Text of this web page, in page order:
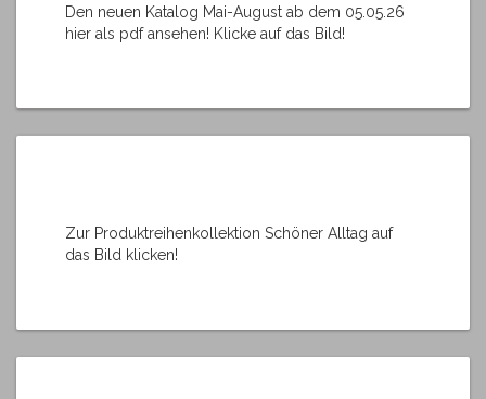
Den neuen Katalog Mai-August ab dem 05.05.26
hier als pdf ansehen! Klicke auf das Bild!
Zur Produktreihenkollektion Schöner Alltag auf
das Bild klicken!